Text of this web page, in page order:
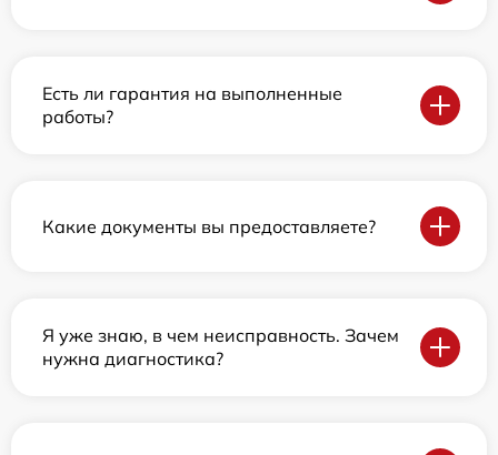
Есть ли гарантия на выполненные
работы?
Какие документы вы предоставляете?
Я уже знаю, в чем неисправность. Зачем
нужна диагностика?